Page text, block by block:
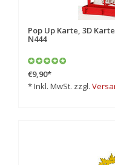
Pop Up Karte, 3D
N444
€9,90*
* Inkl. MwSt. zzgl.